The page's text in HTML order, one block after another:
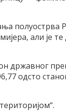
полуострва
али је
државног
одсто